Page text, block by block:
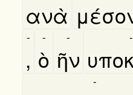
ανὰ
,
-
ὸ
-
ῆν
- -
-